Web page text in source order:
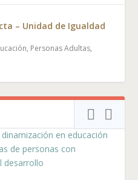
– Unidad de Igualdad
, Personas Adultas,